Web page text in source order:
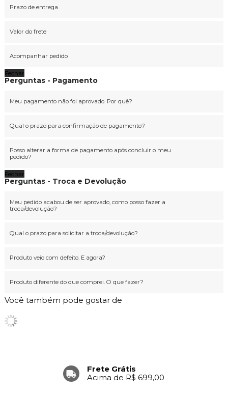
Prazo de entrega
Valor do frete
Acompanhar pedido
Fechar
Perguntas - Pagamento
Meu pagamento não foi aprovado. Por quê?
Qual o prazo para confirmação de pagamento?
Posso alterar a forma de pagamento após concluir o meu
pedido?
Fechar
Perguntas - Troca e Devolução
Meu pedido acabou de ser aprovado, como posso fazer a
troca/devolução?
Qual o prazo para solicitar a troca/devolução?
Produto veio com defeito. E agora?
Produto diferente do que comprei. O que fazer?
Você também pode gostar de
Frete Grátis
Acima de R$ 699,00